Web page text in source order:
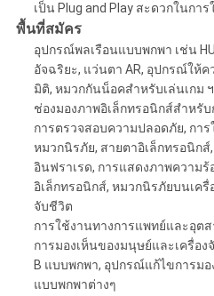
เป็น Plug and Play สะดวกในการ
พื้นที่สมัคร
อุปกรณ์พลเรือนแบบพกพา เช่น
อัจฉริยะ, แว่นตา AR, อุปกรณ์ให้
มิติ, หมวกกันน็อคสำหรับเล่นเกม
ช่องมองภาพอิเล็กทรอนิกส์สำหรั
การตรวจสอบความปลอดภัย, กา
หมวกนิรภัย, สายตาอิเล็กทรอนิก
อินฟราเรด, การแสดงภาพความ
อิเล็กทรอนิกส์, หมวกนิรภัยบนเค
จับชีวิต
การใช้งานทางการแพทย์และอุต
การมองเห็นของมนุษย์และเครื่อง
B แบบพกพา, อุปกรณ์แก้ไขการม
แบบพกพาต่างๆ